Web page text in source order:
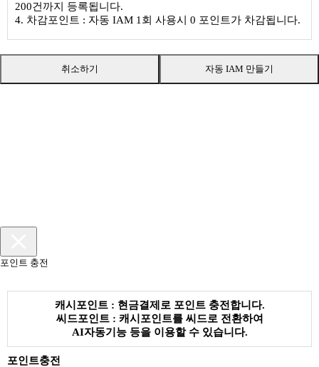
200건까지 등록됩니다.
4. 차감포인트 : 자동 IAM 1회 사용시 0 포인트가 차감됩니다.
취소하기 자동 IAM 만들기
포인트 충전
캐시포인트 : 현금결제로 포인트 충전합니다.
씨드포인트 : 캐시포인트를 씨드로 전환하여
AI자동기능 등을 이용할 수 있습니다.
포인트충전